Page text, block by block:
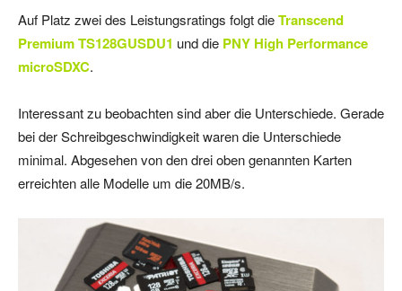
Auf Platz zwei des Leistungsratings folgt dieTranscend
Premium TS128GUSDU1 und die PNY High Performance
microSDXC.
Interessant zu beobachten sind aber die Unterschiede. Gerade
bei der Schreibgeschwindigkeit waren die Unterschiede
minimal. Abgesehen von den drei oben genannten Karten
erreichten alle Modelle um die 20MB/s.